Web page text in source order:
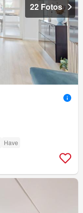
22 Fotos
Have